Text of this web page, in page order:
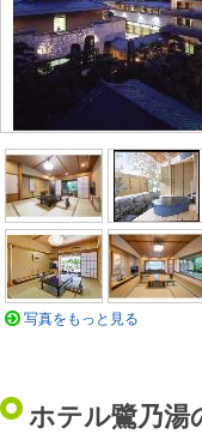
写真をもっと見る
ホテル鷺乃湯